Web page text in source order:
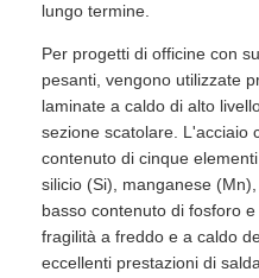
lungo termine.
Per progetti di officine con
pesanti, vengono utilizzate
laminate a caldo di alto
sezione scatolare. L'acciaio
contenuto di cinque
silicio (Si), manganese
basso contenuto di fosforo
fragilità a freddo e a caldo
eccellenti prestazioni di